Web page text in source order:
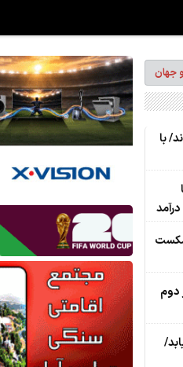
جهان
با
شکست
دوم